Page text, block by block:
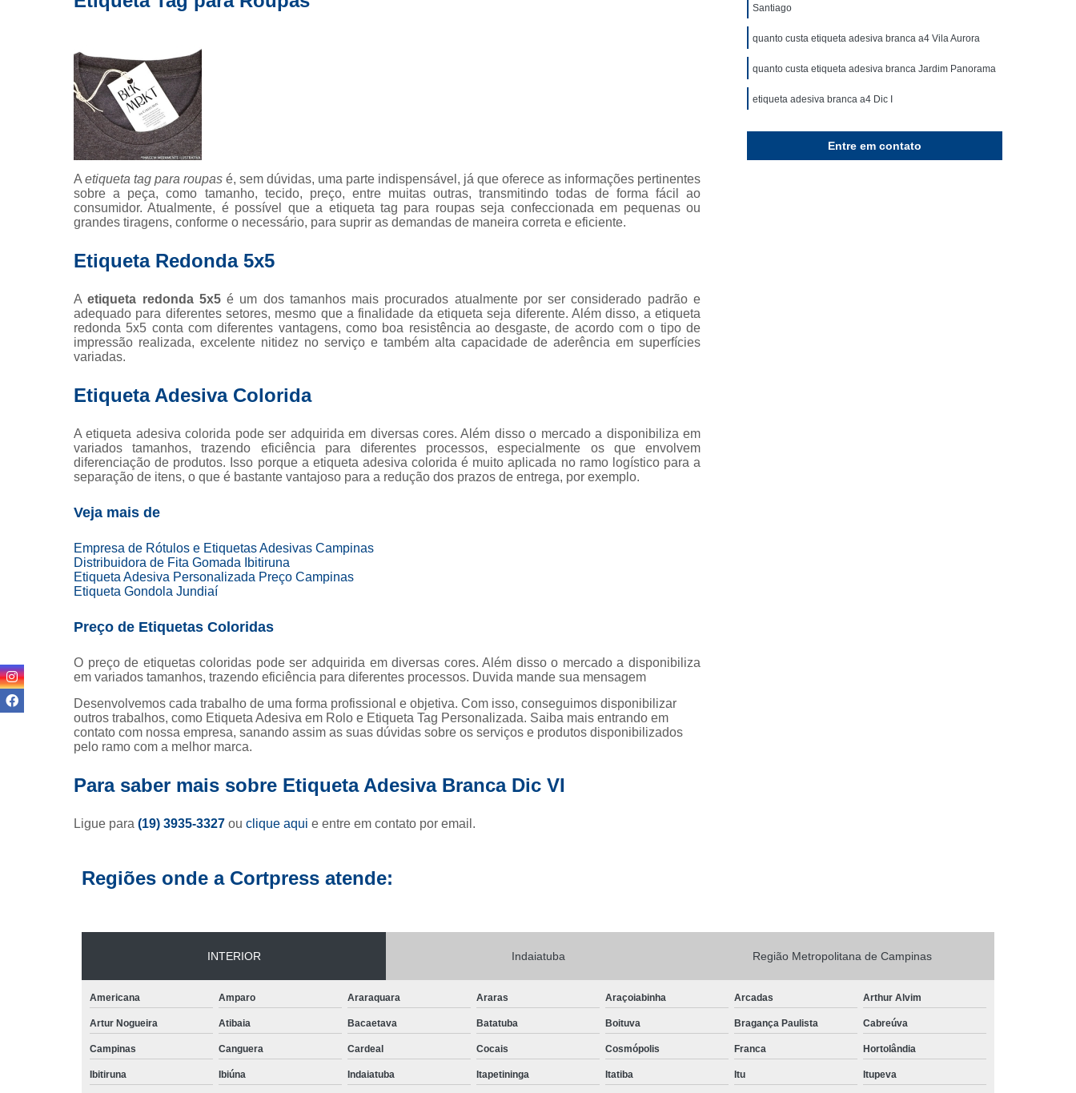
Rolo de Etiqueta Adesiva
Rolo Etiqueta Térmica
Empresa de Rótulos
A etiqueta tag para roupas é, sem dúvidas, uma parte indispensável, já que oferece as informações pertinentes
sobre a peça, como tamanho, tecido, preço, entre muitas outras, transmitindo todas de forma fácil ao
consumidor. Atualmente, é possível que a etiqueta tag para roupas seja confeccionada em pequenas ou
grandes tiragens, conforme o necessário, para suprir as demandas de maneira correta e eficiente.
Etiqueta Redonda 5x5
Aetiqueta redonda 5x5é um dos tamanhos mais procurados atualmente por ser considerado padrão e
adequado para diferentes setores, mesmo que a finalidade da etiqueta seja diferente. Além disso, a etiqueta
redonda 5x5 conta com diferentes vantagens, como boa resistência ao desgaste, de acordo com o tipo de
impressão realizada, excelente nitidez no serviço e também alta capacidade de aderência em superfícies
variadas.
Etiqueta Adesiva Colorida
A etiqueta adesiva colorida pode ser adquirida em diversas cores. Além disso o mercado a disponibiliza em
variados tamanhos, trazendo eficiência para diferentes processos, especialmente os que envolvem
diferenciação de produtos. Isso porque a etiqueta adesiva colorida é muito aplicada no ramo logístico para a
separação de itens, o que é bastante vantajoso para a redução dos prazos de entrega, por exemplo.
Veja mais de
Empresa de Rótulos e Etiquetas Adesivas Campinas
Distribuidora de Fita Gomada Ibitiruna
Etiqueta Adesiva Personalizada Preço Campinas
Etiqueta Gondola Jundiaí
Preço de Etiquetas Coloridas
O preço de etiquetas coloridas pode ser adquirida em diversas cores. Além disso o mercado a disponibiliza
em variados tamanhos, trazendo eficiência para diferentes processos. Duvida mande sua mensagem
Desenvolvemos cada trabalho de uma forma profissional e objetiva. Com isso, conseguimos disponibilizar
outros trabalhos, como Etiqueta Adesiva em Rolo e Etiqueta Tag Personalizada. Saiba mais entrando em
contato com nossa empresa, sanando assim as suas dúvidas sobre os serviços e produtos disponibilizados
pelo ramo com a melhor marca.
Para saber mais sobre Etiqueta Adesiva Branca Dic VI
Ligue para (19) 3935-3327 ou clique aqui e entre em contato por email.
Santiago
quanto custa etiqueta adesiva branca a4 Vila Aurora
quanto custa etiqueta adesiva branca Jardim Panorama
etiqueta adesiva branca a4 Dic I
Entre em contato
Regiões onde a Cortpress atende:
INTERIOR Indaiatuba Região Metropolitana de Campinas
Americana Amparo Araraquara Araras Araçoiabinha Arcadas Arthur Alvim
Artur Nogueira Atibaia Bacaetava Batatuba Boituva Bragança Paulista Cabreúva
Campinas Canguera Cardeal Cocais Cosmópolis Franca Hortolândia
Ibitiruna Ibiúna Indaiatuba Itapetininga Itatiba Itu Itupeva